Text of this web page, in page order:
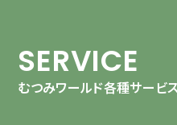
SERVICE
むつみワールド各種サービ